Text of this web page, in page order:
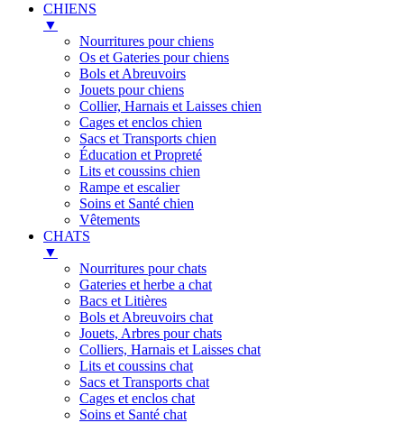
CHIENS
▼
Nourritures pour chiens
Os et Gateries pour chiens
Bols et Abreuvoirs
Jouets pour chiens
Collier, Harnais et Laisses chien
Cages et enclos chien
Sacs et Transports chien
Éducation et Propreté
Lits et coussins chien
Rampe et escalier
Soins et Santé chien
Vêtements
CHATS
▼
Nourritures pour chats
Gateries et herbe a chat
Bacs et Litières
Bols et Abreuvoirs chat
Jouets, Arbres pour chats
Colliers, Harnais et Laisses chat
Lits et coussins chat
Sacs et Transports chat
Cages et enclos chat
Soins et Santé chat